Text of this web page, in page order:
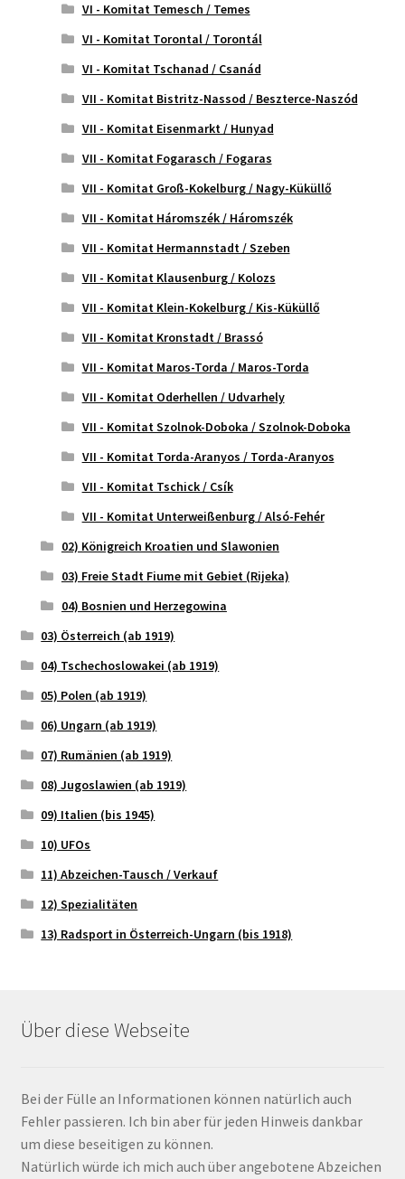
VI - Komitat Temesch / Temes
VI - Komitat Torontal / Torontál
VI - Komitat Tschanad / Csanád
VII - Komitat Bistritz-Nassod / Beszterce-Naszód
VII - Komitat Eisenmarkt / Hunyad
VII - Komitat Fogarasch / Fogaras
VII - Komitat Groß-Kokelburg / Nagy-Küküllő
VII - Komitat Háromszék / Háromszék
VII - Komitat Hermannstadt / Szeben
VII - Komitat Klausenburg / Kolozs
VII - Komitat Klein-Kokelburg / Kis-Küküllő
VII - Komitat Kronstadt / Brassó
VII - Komitat Maros-Torda / Maros-Torda
VII - Komitat Oderhellen / Udvarhely
VII - Komitat Szolnok-Doboka / Szolnok-Doboka
VII - Komitat Torda-Aranyos / Torda-Aranyos
VII - Komitat Tschick / Csík
VII - Komitat Unterweißenburg / Alsó-Fehér
02) Königreich Kroatien und Slawonien
03) Freie Stadt Fiume mit Gebiet (Rijeka)
04) Bosnien und Herzegowina
03) Österreich (ab 1919)
04) Tschechoslowakei (ab 1919)
05) Polen (ab 1919)
06) Ungarn (ab 1919)
07) Rumänien (ab 1919)
08) Jugoslawien (ab 1919)
09) Italien (bis 1945)
10) UFOs
11) Abzeichen-Tausch / Verkauf
12) Spezialitäten
13) Radsport in Österreich-Ungarn (bis 1918)
Über diese Webseite
Bei der Fülle an Informationen können natürlich auch
Fehler passieren. Ich bin aber für jeden Hinweis dankbar
um diese beseitigen zu können.
Natürlich würde ich mich auch über angebotene Abzeichen